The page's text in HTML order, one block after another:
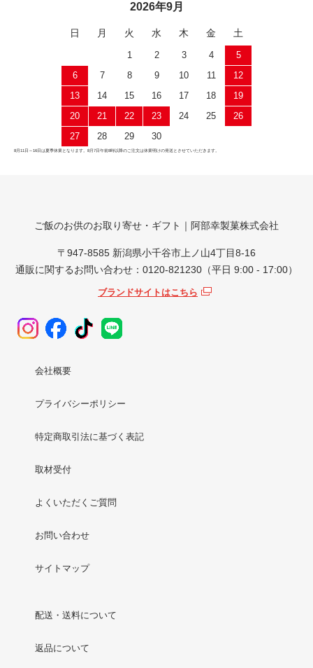
2026年9月
日 月 火 水 木 金 土
1 2 3 4
5
6
7 8 9 10 11
12
13
14 15 16 17 18
19
20
21 22 23 24 25
26
27
28 29 30
8月11日～16日は夏季休業となります。8月7日午前8時以降のご注文は休業明けの発送とさせていただきます。
ご飯のお供のお取り寄せ・ギフト｜阿部幸製菓株式会社
〒947-8585 新潟県小千谷市上ノ山4丁目8-16
通販に関するお問い合わせ：0120-821230（平日 9:00 - 17:00）
ブランドサイトはこちら
会社概要
プライバシーポリシー
特定商取引法に基づく表記
取材受付
よくいただくご質問
お問い合わせ
サイトマップ
配送・送料について
返品について